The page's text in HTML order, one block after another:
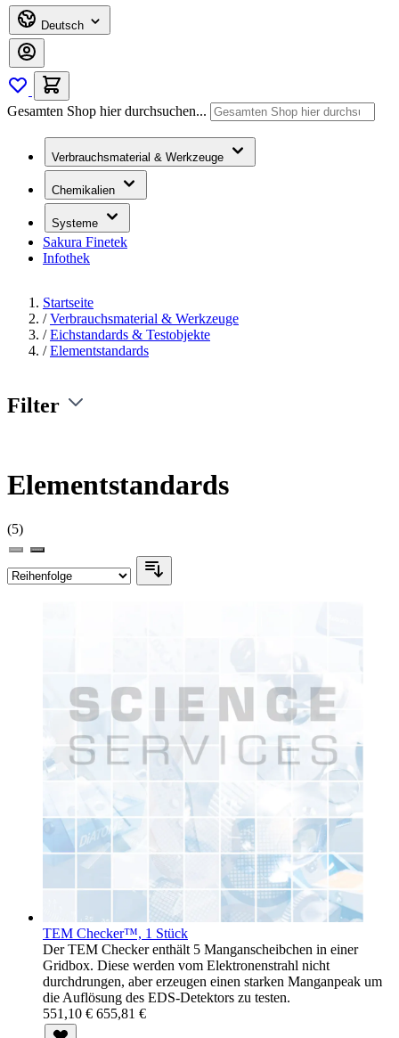
Deutsch
Gesamten Shop hier durchsuchen...
Verbrauchsmaterial & Werkzeuge
Chemikalien
Systeme
Sakura Finetek
Infothek
Startseite
/ Verbrauchsmaterial & Werkzeuge
/ Eichstandards & Testobjekte
/ Elementstandards
Filter
Elementstandards
(5)
TEM Checker™, 1 Stück
Der TEM Checker enthält 5 Manganscheibchen in einer
Gridbox. Diese werden vom Elektronenstrahl nicht
durchdrungen, aber erzeugen einen starken Manganpeak um
die Auflösung des EDS-Detektors zu testen.
551,10 € 655,81 €